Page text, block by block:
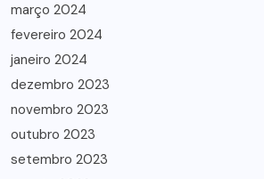
março 2024
fevereiro 2024
janeiro 2024
dezembro 2023
novembro 2023
outubro 2023
setembro 2023